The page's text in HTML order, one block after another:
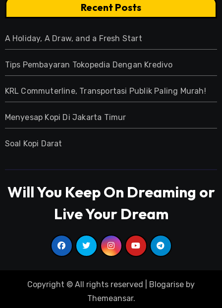
Recent Posts
A Holiday, A Draw, and a Fresh Start
Tips Pembayaran Tokopedia Dengan Kredivo
KRL Commuterline, Transportasi Publik Paling Murah!
Menyesap Kopi Di Jakarta Timur
Soal Kopi Darat
Will You Keep On Dreaming or
Live Your Dream
Copyright © All rights reserved Blogarise by
Themeansar.